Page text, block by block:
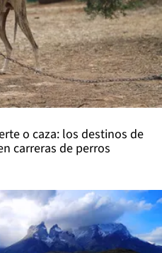
o caza: los destinos de
carreras de perros